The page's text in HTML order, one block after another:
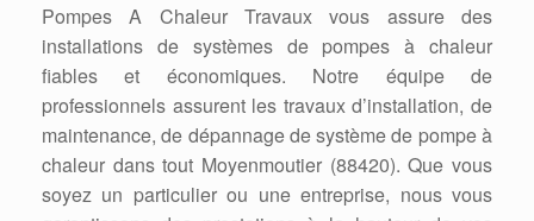
Pompes A Chaleur Travaux vous assure des
installations de systèmes de pompes à chaleur
fiables et économiques. Notre équipe de
professionnels assurent les travaux d’installation, de
maintenance, de dépannage de système de pompe à
chaleur dans tout Moyenmoutier (88420). Que vous
soyez un particulier ou une entreprise, nous vous